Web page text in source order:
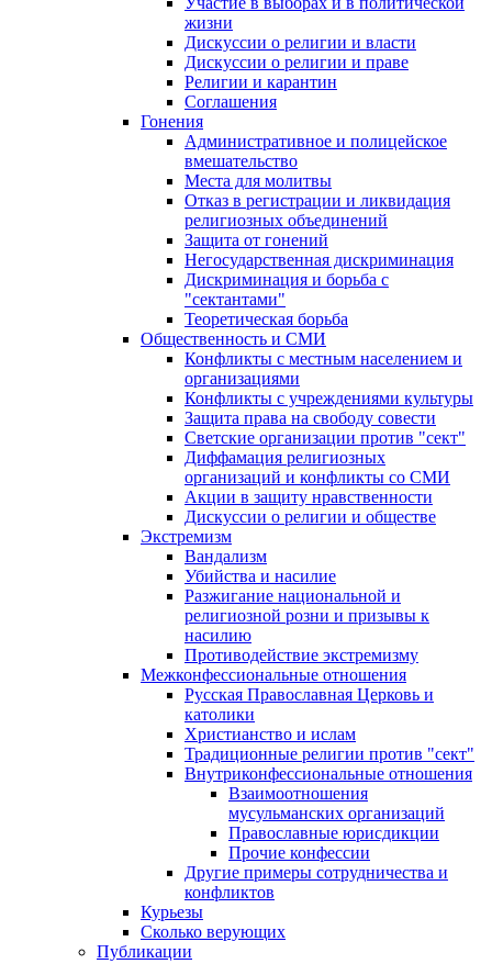
жизни
Дискуссии о религии и власти
Дискуссии о религии и праве
Религии и карантин
Соглашения
Гонения
Административное и полицейское
вмешательство
Места для молитвы
Отказ в регистрации и ликвидация
религиозных объединений
Защита от гонений
Негосударственная дискриминация
Дискриминация и борьба с
"сектантами"
Теоретическая борьба
Общественность и СМИ
Конфликты с местным населением и
организациями
Конфликты с учреждениями культуры
Защита права на свободу совести
Светские организации против "сект"
Диффамация религиозных
организаций и конфликты со СМИ
Акции в защиту нравственности
Дискуссии о религии и обществе
Экстремизм
Вандализм
Убийства и насилие
Разжигание национальной и
религиозной розни и призывы к
насилию
Противодействие экстремизму
Межконфессиональные отношения
Русская Православная Церковь и
католики
Христианство и ислам
Традиционные религии против "сект"
Внутриконфессиональные отношения
Взаимоотношения
мусульманских организаций
Православные юрисдикции
Прочие конфессии
Другие примеры сотрудничества и
конфликтов
Курьезы
Сколько верующих
Публикации